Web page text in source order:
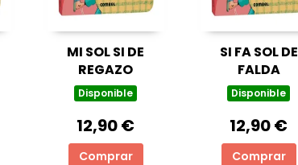
MI SOL SI DE
REGAZO
Disponible
12,90 €
Comprar
SI FA SOL DE
FALDA
Disponible
12,90 €
Comprar